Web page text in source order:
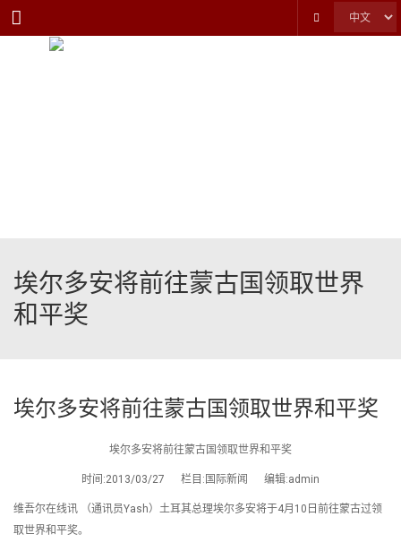
Menu
埃尔多安将前往蒙古国领取世界
和平奖
埃尔多安将前往蒙古国领取世界和平奖
埃尔多安将前往蒙古国领取世界和平奖
时间:2013/03/27 栏目:国际新闻 编辑:admin
维吾尔在线讯 （通讯员Yash）土耳其总理埃尔多安将于4月10日前往蒙古过领
取世界和平奖。